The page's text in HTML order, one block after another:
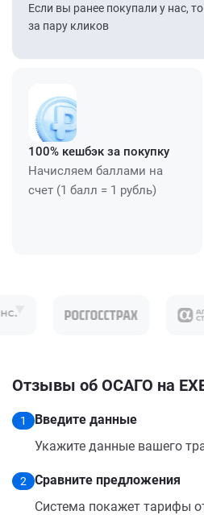
Если вы ранее покупали у нас,
за пару кликов
100% кешбэк за покупку
Начисляем баллами на
счет (1 балл = 1 рубль)
Отзывы об ОСАГО на
1
Введите данные
Укажите данные вашего
2
Сравните предложения
Система покажет тарифы